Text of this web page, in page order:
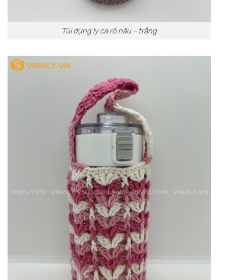
Túi đựng ly ca rô nâu – trắng